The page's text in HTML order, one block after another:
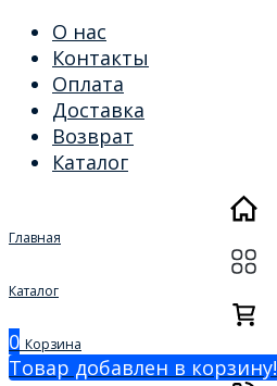
О нас
Контакты
Оплата
Доставка
Возврат
Каталог
Главная
Каталог
0 Корзина
Товар добавлен в корзину!